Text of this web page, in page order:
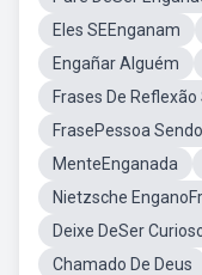
Eles SEEnganam
Engañar Alguém
Frases De
FrasePessoa
MenteEnganada
Nietzsche
Deixe DeSer
Chamado De Deus